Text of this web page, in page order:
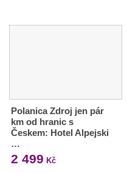
Polanica Zdroj jen pár
km od hranic s
Českem: Hotel Alpejski
…
2 499 Kč